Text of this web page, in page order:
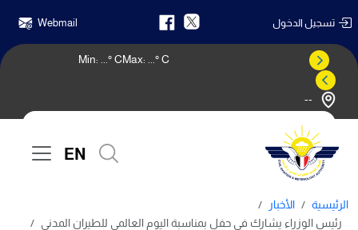
تسجيل الدخول Webmail
--
Max: ° C
Min: ° C
EN
الرئيسية
الأخبار
رئيس الوزراء يشارك في حفل بمناسبة اليوم العالمي للطيران المدني